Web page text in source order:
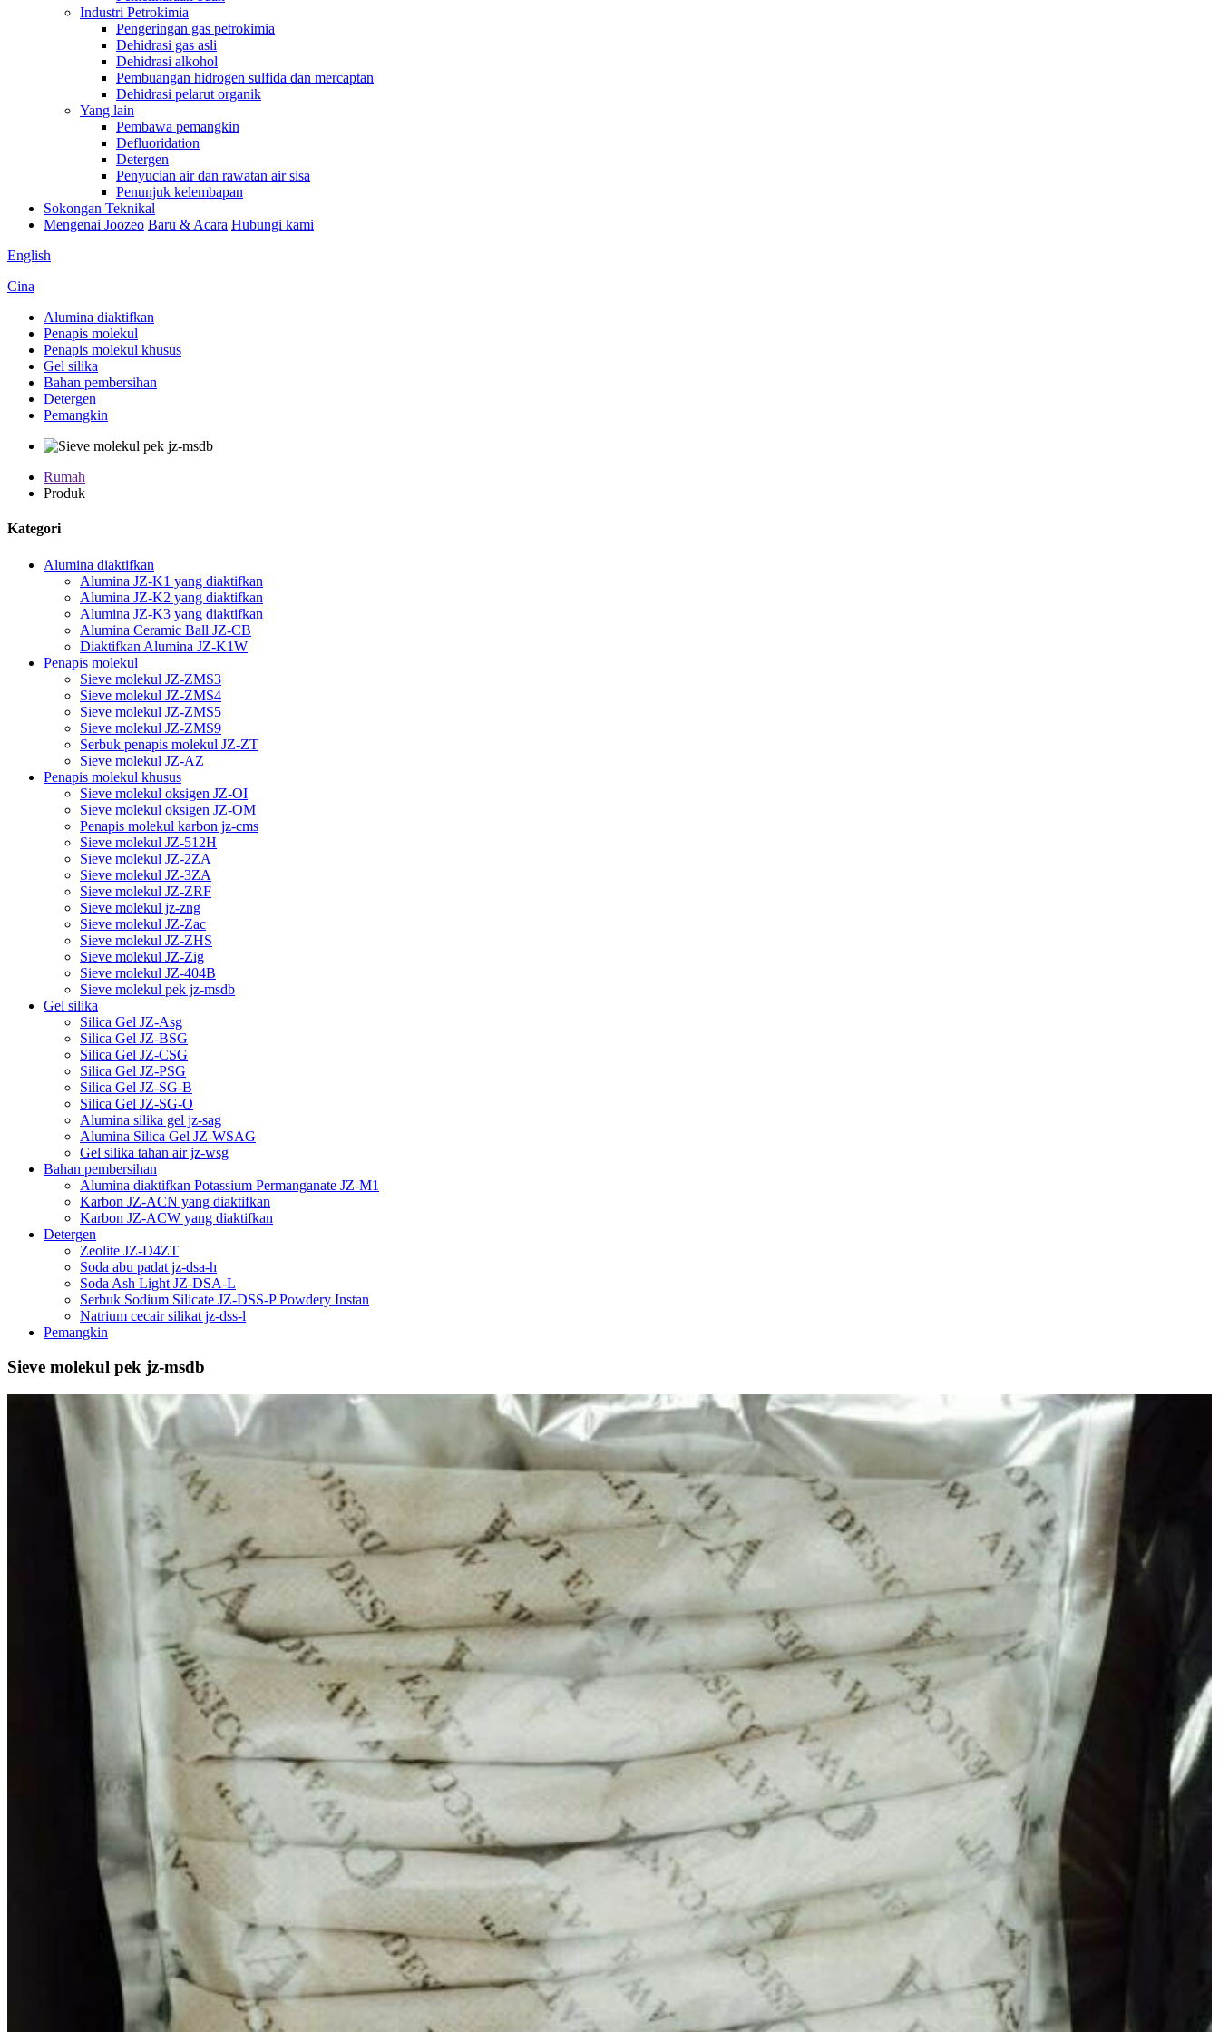
Industri Petrokimia
Pengeringan gas petrokimia
Dehidrasi gas asli
Dehidrasi alkohol
Pembuangan hidrogen sulfida dan mercaptan
Dehidrasi pelarut organik
Yang lain
Pembawa pemangkin
Defluoridation
Detergen
Penyucian air dan rawatan air sisa
Penunjuk kelembapan
Sokongan Teknikal
Mengenai Joozeo Baru & Acara Hubungi kami
English
Cina
Alumina diaktifkan
Penapis molekul
Penapis molekul khusus
Gel silika
Bahan pembersihan
Detergen
Pemangkin
Rumah
Produk
Kategori
Alumina diaktifkan
Alumina JZ-K1 yang diaktifkan
Alumina JZ-K2 yang diaktifkan
Alumina JZ-K3 yang diaktifkan
Alumina Ceramic Ball JZ-CB
Diaktifkan Alumina JZ-K1W
Penapis molekul
Sieve molekul JZ-ZMS3
Sieve molekul JZ-ZMS4
Sieve molekul JZ-ZMS5
Sieve molekul JZ-ZMS9
Serbuk penapis molekul JZ-ZT
Sieve molekul JZ-AZ
Penapis molekul khusus
Sieve molekul oksigen JZ-OI
Sieve molekul oksigen JZ-OM
Penapis molekul karbon jz-cms
Sieve molekul JZ-512H
Sieve molekul JZ-2ZA
Sieve molekul JZ-3ZA
Sieve molekul JZ-ZRF
Sieve molekul jz-zng
Sieve molekul JZ-Zac
Sieve molekul JZ-ZHS
Sieve molekul JZ-Zig
Sieve molekul JZ-404B
Sieve molekul pek jz-msdb
Gel silika
Silica Gel JZ-Asg
Silica Gel JZ-BSG
Silica Gel JZ-CSG
Silica Gel JZ-PSG
Silica Gel JZ-SG-B
Silica Gel JZ-SG-O
Alumina silika gel jz-sag
Alumina Silica Gel JZ-WSAG
Gel silika tahan air jz-wsg
Bahan pembersihan
Alumina diaktifkan Potassium Permanganate JZ-M1
Karbon JZ-ACN yang diaktifkan
Karbon JZ-ACW yang diaktifkan
Detergen
Zeolite JZ-D4ZT
Soda abu padat jz-dsa-h
Soda Ash Light JZ-DSA-L
Serbuk Sodium Silicate JZ-DSS-P Powdery Instan
Natrium cecair silikat jz-dss-l
Pemangkin
Sieve molekul pek jz-msdb